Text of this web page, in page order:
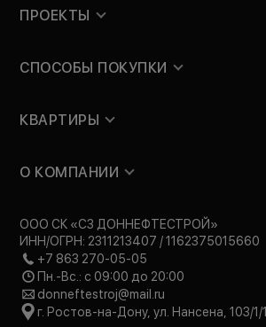
ПРОЕКТЫ
СПОСОБЫ ПОКУПКИ
КВАРТИРЫ
О КОМПАНИИ
ООО СК «СЗ ДОННЕФТЕСТРОЙ»
ИНН/ОГРН: 2311213407 / 1162375015660
+7 863 270-05-05
Пн.-Вс.: с 09:00 до 20:00
donneftestroj@mail.ru
г. Ростов-на-Дону, ул. Нансена, 103/1/1